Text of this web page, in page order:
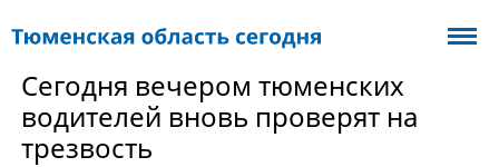
Сегодня вечером тюменских
водителей вновь проверят на
трезвость